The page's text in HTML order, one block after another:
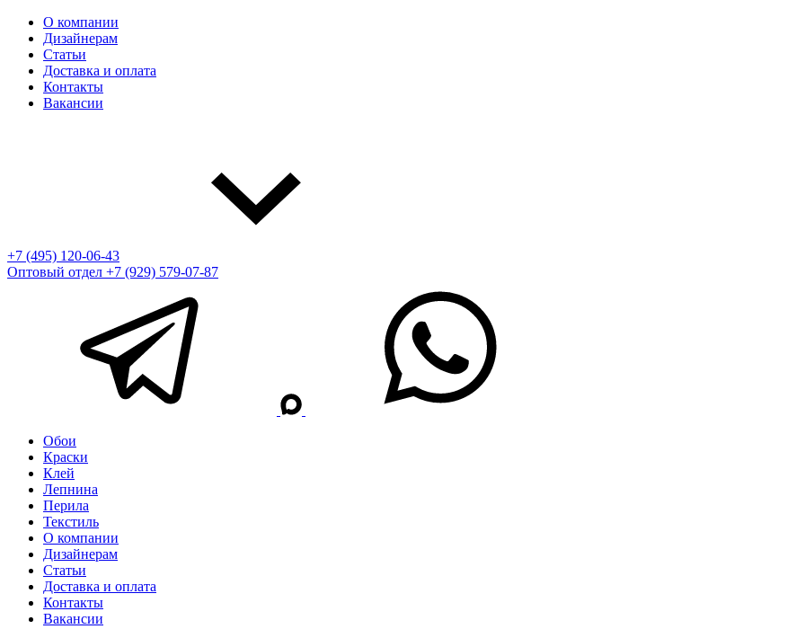
О компании
Дизайнерам
Статьи
Доставка и оплата
Контакты
Вакансии
+7 (495) 120-06-43
Оптовый отдел +7 (929) 579-07-87
Обои
Краски
Клей
Лепнина
Перила
Текстиль
О компании
Дизайнерам
Статьи
Доставка и оплата
Контакты
Вакансии